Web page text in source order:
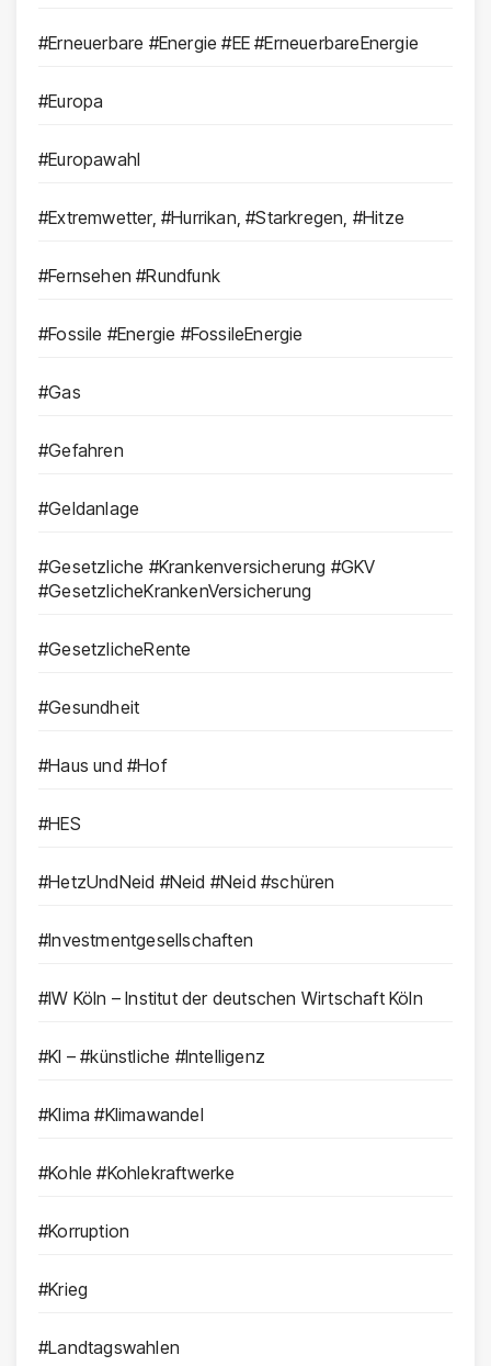
#Erneuerbare #Energie #EE #ErneuerbareEnergie
#Europa
#Europawahl
#Extremwetter, #Hurrikan, #Starkregen, #Hitze
#Fernsehen #Rundfunk
#Fossile #Energie #FossileEnergie
#Gas
#Gefahren
#Geldanlage
#Gesetzliche #Krankenversicherung #GKV
#GesetzlicheKrankenVersicherung
#GesetzlicheRente
#Gesundheit
#Haus und #Hof
#HES
#HetzUndNeid #Neid #Neid #schüren
#Investmentgesellschaften
#IW Köln – Institut der deutschen Wirtschaft Köln
#KI – #künstliche #Intelligenz
#Klima #Klimawandel
#Kohle #Kohlekraftwerke
#Korruption
#Krieg
#Landtagswahlen